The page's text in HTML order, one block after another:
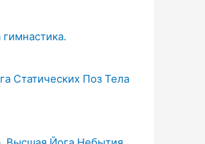
Статических Поз Тела